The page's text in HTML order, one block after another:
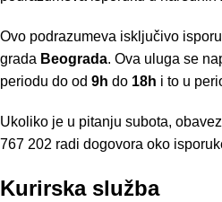
Ovo podrazumeva isključivo
grada Beograda. Ova uluga se
periodu do od 9h do 18h i to u
Ukoliko je u pitanju subota,
767 202 radi dogovora oko
Kurirska služba